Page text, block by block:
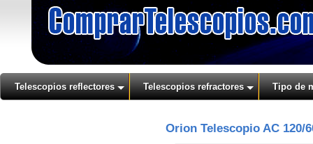
Telescopios reflectores Telescopios refractores Tipo de
Orion Telescopio AC 120/